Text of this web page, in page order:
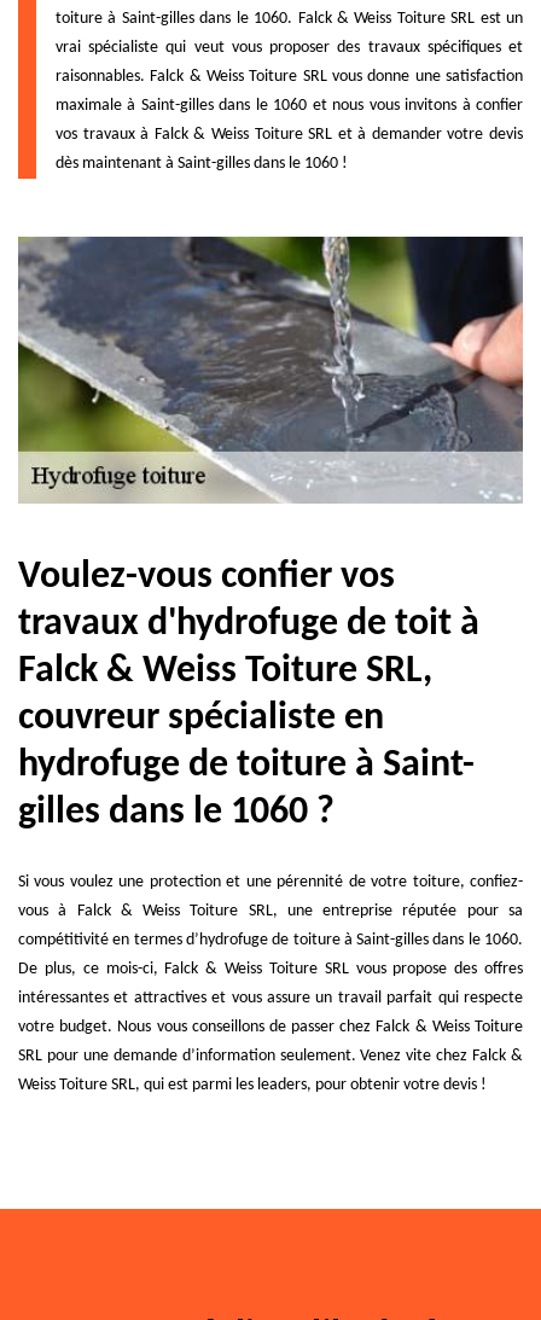
toiture à Saint-gilles dans le 1060. Falck & Weiss Toiture SRL est un
vrai spécialiste qui veut vous proposer des travaux spécifiques et
raisonnables. Falck & Weiss Toiture SRL vous donne une satisfaction
maximale à Saint-gilles dans le 1060 et nous vous invitons à confier
vos travaux à Falck & Weiss Toiture SRL et à demander votre devis
dès maintenant à Saint-gilles dans le 1060 !
Voulez-vous confier vos
travaux d'hydrofuge de toit à
Falck & Weiss Toiture SRL,
couvreur spécialiste en
hydrofuge de toiture à Saint-
gilles dans le 1060 ?
Si vous voulez une protection et une pérennité de votre toiture, confiez-
vous à Falck & Weiss Toiture SRL, une entreprise réputée pour sa
compétitivité en termes d’hydrofuge de toiture à Saint-gilles dans le 1060.
De plus, ce mois-ci, Falck & Weiss Toiture SRL vous propose des offres
intéressantes et attractives et vous assure un travail parfait qui respecte
votre budget. Nous vous conseillons de passer chez Falck & Weiss Toiture
SRL pour une demande d’information seulement. Venez vite chez Falck &
Weiss Toiture SRL, qui est parmi les leaders, pour obtenir votre devis !